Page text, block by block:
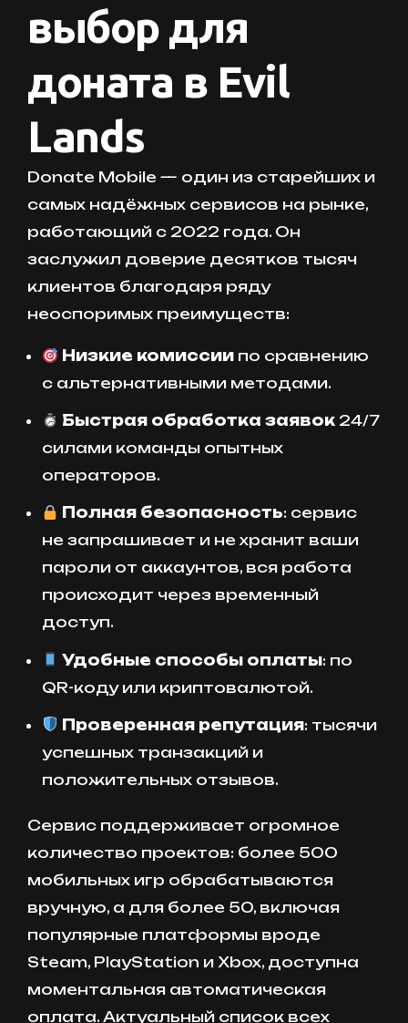
выбор для
доната в Evil
Lands
Donate Mobile — один из старейших и
самых надёжных сервисов на рынке,
работающий с 2022 года. Он
заслужил доверие десятков тысяч
клиентов благодаря ряду
неоспоримых преимуществ:
Низкие комиссии по сравнению
с альтернативными методами.
Быстрая обработка заявок 24/7
силами команды опытных
операторов.
Полная безопасность: сервис
не запрашивает и не хранит ваши
пароли от аккаунтов, вся работа
происходит через временный
доступ.
Удобные способы оплаты: по
QR-коду или криптовалютой.
Проверенная репутация: тысячи
успешных транзакций и
положительных отзывов.
Сервис поддерживает огромное
количество проектов: более 500
мобильных игр обрабатываются
вручную, а для более 50, включая
популярные платформы вроде
Steam, PlayStation и Xbox, доступна
моментальная автоматическая
оплата. Актуальный список всех